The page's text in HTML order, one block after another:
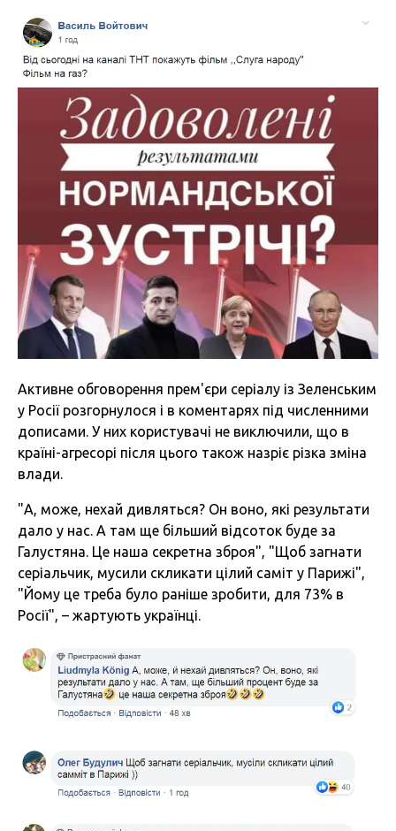
Активне обговорення прем'єри серіалу із Зеленським
у Росії розгорнулося і в коментарях під численними
дописами. У них користувачі не виключили, що в
країні-агресорі після цього також назріє різка зміна
влади.
"А, може, нехай дивляться? Он воно, які результати
дало у нас. А там ще більший відсоток буде за
Галустяна. Це наша секретна зброя", "Щоб загнати
серіальчик, мусили скликати цілий саміт у Парижі",
"Йому це треба було раніше зробити, для 73% в
Росії", – жартують українці.